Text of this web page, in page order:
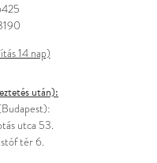
14 nap)
után):
utca 53.
tér 6.